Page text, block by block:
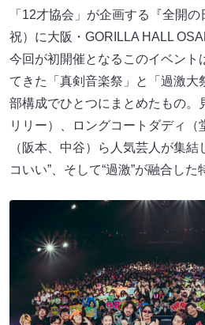
「12才協会」が企画する『全開
祝）に大阪・GORILLA HALL
今回が初開催となるこのイベント
てきた「真剣音楽祭」と「過激大
部構成でひとつにまとめたもの。
リリー）、ロングコートダディ（
（阪本、中谷）ら人気芸人が集結
コいい”、そして“過激”が融合した